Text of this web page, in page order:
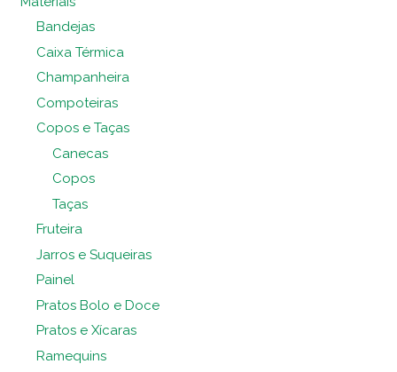
Bandejas
Caixa Térmica
Champanheira
Compoteiras
Copos e Taças
Canecas
Copos
Taças
Fruteira
Jarros e Suqueiras
Painel
Pratos Bolo e Doce
Pratos e Xícaras
Ramequins